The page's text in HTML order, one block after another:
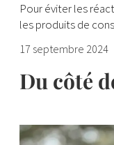
Pour éviter les
les produits de
17 septembre 2024
Du côté